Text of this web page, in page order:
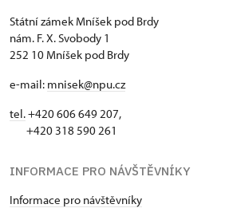
Státní zámek Mníšek pod Brdy
nám. F. X. Svobody 1
252 10 Mníšek pod Brdy
e-mail: mnisek@npu.cz
tel.+420 606 649 207,
+420 318 590 261
INFORMACE PRO NÁVŠTĚVNÍKY
Informace pro návštěvníky